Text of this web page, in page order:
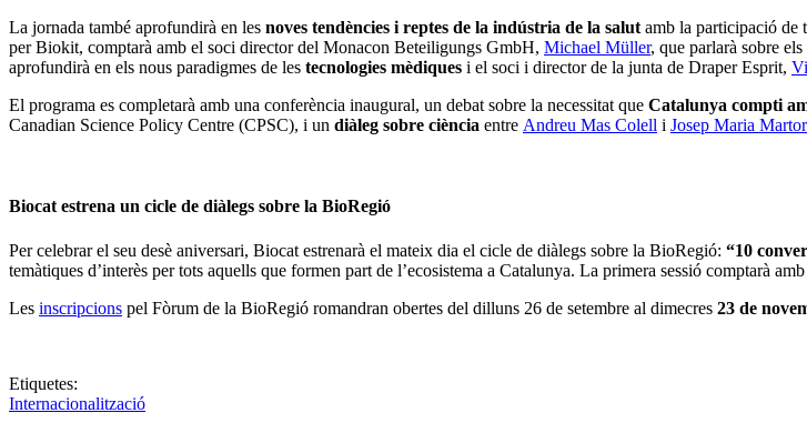
La jornada també aprofundirà en les noves tendències i reptes de la indústria de la salut amb la participació de
per Biokit, comptarà amb el soci director del Monacon Beteiligungs GmbH, Michael Müller, que parlarà sobre
aprofundirà en els nous paradigmes de les tecnologies mèdiques i el soci i director de la junta de Draper Esprit,
El programa es completarà amb una conferència inaugural, un debat sobre la necessitat que Catalunya compti
Canadian Science Policy Centre (CPSC), i un diàleg sobre ciència entre Andreu Mas Colell i Josep Maria
Biocat estrena un cicle de diàlegs sobre la BioRegió
Per celebrar el seu desè aniversari, Biocat estrenarà el mateix dia el cicle de diàlegs sobre la BioRegió: “10
temàtiques d’interès per tots aquells que formen part de l’ecosistema a Catalunya. La primera sessió comptarà
Les inscripcions pel Fòrum de la BioRegió romandran obertes del dilluns 26 de setembre al dimecres 23 de
Etiquetes:
Internacionalització